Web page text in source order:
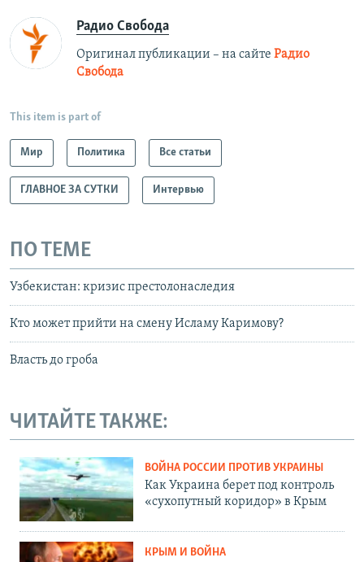
Радио Свобода
Оригинал публикации – на сайте Радио
Свобода
This item is part of
Мир Политика Все статьи
ГЛАВНОЕ ЗА СУТКИ Интервью
ПО ТЕМЕ
Узбекистан: кризис престолонаследия
Кто может прийти на смену Исламу Каримову?
Власть до гроба
ЧИТАЙТЕ ТАКЖЕ:
ВОЙНА РОССИИ ПРОТИВ УКРАИНЫ
Как Украина берет под контроль
«сухопутный коридор» в Крым
КРЫМ И ВОЙНА